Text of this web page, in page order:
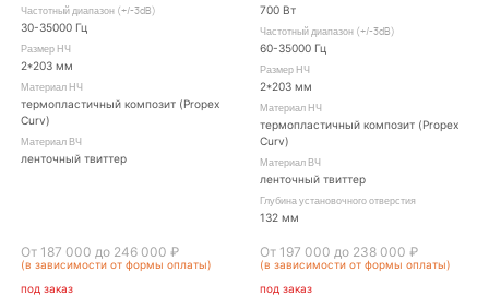
Частотный диапазон (+/-3dB)
30-35000 Гц
Размер НЧ
2*203 мм
Материал НЧ
термопластичный композит (Propex
Curv)
Материал ВЧ
ленточный твиттер
От 187 000 до 246 000 ₽
(в зависимости от формы оплаты)
под заказ
700 Вт
Частотный диапазон (+/-3dB)
60-35000 Гц
Размер НЧ
2*203 мм
Материал НЧ
термопластичный композит (Propex
Curv)
Материал ВЧ
ленточный твиттер
Глубина установочного отверстия
132 мм
От 197 000 до 238 000 ₽
(в зависимости от формы оплаты)
под заказ